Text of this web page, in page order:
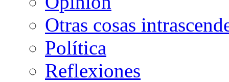
Otras cosas
Política
Reflexiones